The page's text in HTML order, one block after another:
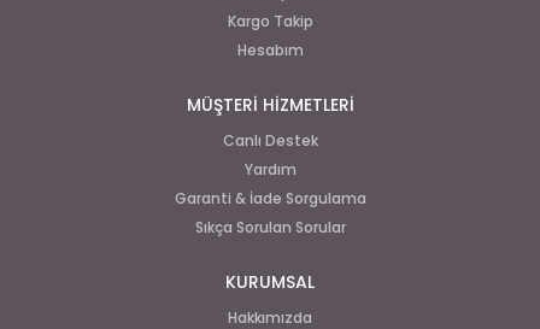
Kargo Takip
Hesabım
MÜŞTERİ HİZMETLERİ
Canlı Destek
Yardım
Garanti & İade Sorgulama
Sıkça Sorulan Sorular
KURUMSAL
Hakkımızda